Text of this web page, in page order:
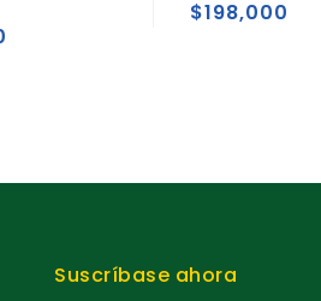
t
$198,000
Suscríbase ahora